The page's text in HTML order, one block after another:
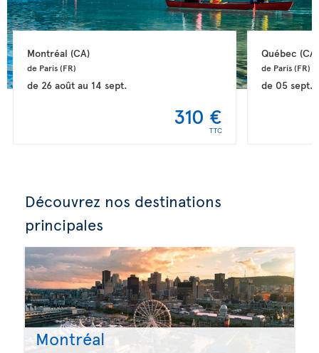
Montréal (CA)
de Paris (FR)
de 26 aoûtau 14 sept.
310 €
TTC
Québec (CA)
de Paris (FR)
de 05 sept.
Découvrez nos destinations
principales
Montréal